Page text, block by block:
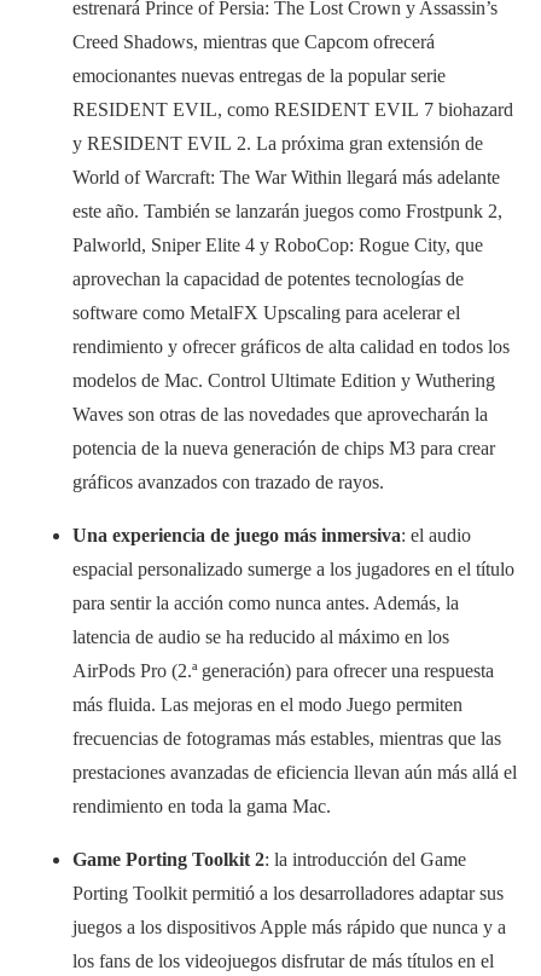
estrenará Prince of Persia: The Lost Crown y Assassin’s
Creed Shadows, mientras que Capcom ofrecerá
emocionantes nuevas entregas de la popular serie
RESIDENT EVIL, como RESIDENT EVIL 7 biohazard
y RESIDENT EVIL 2. La próxima gran extensión de
World of Warcraft: The War Within llegará más adelante
este año. También se lanzarán juegos como Frostpunk 2,
Palworld, Sniper Elite 4 y RoboCop: Rogue City, que
aprovechan la capacidad de potentes tecnologías de
software como MetalFX Upscaling para acelerar el
rendimiento y ofrecer gráficos de alta calidad en todos los
modelos de Mac. Control Ultimate Edition y Wuthering
Waves son otras de las novedades que aprovecharán la
potencia de la nueva generación de chips M3 para crear
gráficos avanzados con trazado de rayos.
Una experiencia de juego más inmersiva: el audio
espacial personalizado sumerge a los jugadores en el título
para sentir la acción como nunca antes. Además, la
latencia de audio se ha reducido al máximo en los
AirPods Pro (2.ª generación) para ofrecer una respuesta
más fluida. Las mejoras en el modo Juego permiten
frecuencias de fotogramas más estables, mientras que las
prestaciones avanzadas de eficiencia llevan aún más allá el
rendimiento en toda la gama Mac.
Game Porting Toolkit 2: la introducción del Game
Porting Toolkit permitió a los desarrolladores adaptar sus
juegos a los dispositivos Apple más rápido que nunca y a
los fans de los videojuegos disfrutar de más títulos en el